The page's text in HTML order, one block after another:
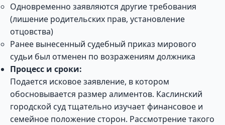
Одновременно заявляются другие требования
(лишение родительских прав, установление
отцовства)
Ранее вынесенный судебный приказ мирового
судьи был отменен по возражениям должника
Процесс и сроки:
Подается исковое заявление, в котором
обосновывается размер алиментов. Каслинский
городской суд тщательно изучает финансовое и
семейное положение сторон. Рассмотрение такого